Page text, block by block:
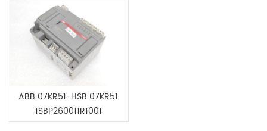
ABB 07KR51-HSB 07KR51
1SBP260011R1001